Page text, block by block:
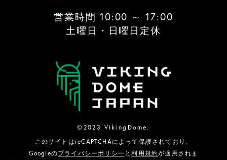
営業時間 10:00 ～ 17:00
土曜日・日曜日定休
©2023 VikingDome.
このサイトはreCAPTCHAによって保護されており、
Googleのプライバシーポリシー と利用規約が適用されま